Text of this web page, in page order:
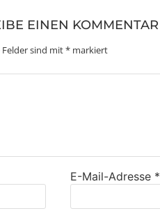
EINEN KOMMENTAR
sind mit* markiert
E-Mail-Adresse *